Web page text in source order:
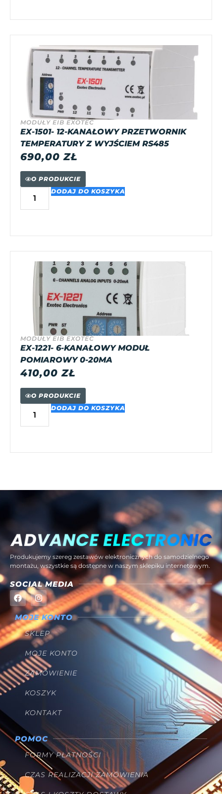
MODUŁY EIB EXOTEC
EX-1501- 12-KANAŁOWY PRZETWORNIK
TEMPERATURY Z WYJŚCIEM RS485
690,00ZŁ
O PRODUKCIE
DODAJ DO KOSZYKA
MODUŁY EIB EXOTEC
EX-1221- 6-KANAŁOWY MODUŁ
POMIAROWY 0-20MA
410,00ZŁ
O PRODUKCIE
DODAJ DO KOSZYKA
Produkujemy szereg zestawów elektronicznych do samodzielnego
montażu, wszystkie są dostępne w naszym sklepiku internetowym.
SOCIAL MEDIA
MOJE KONTO
SKLEP
MOJE KONTO
ZAMÓWIENIE
KOSZYK
KONTAKT
POMOC
FORMY PŁATNOŚCI
CZAS REALIZACJI ZAMÓWIENIA